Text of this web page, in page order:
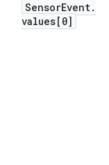
SensorEvent.
values[0]